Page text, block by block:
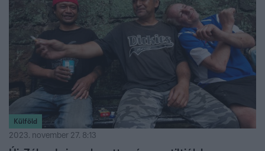
Külföld
2023. november 27. 8:13